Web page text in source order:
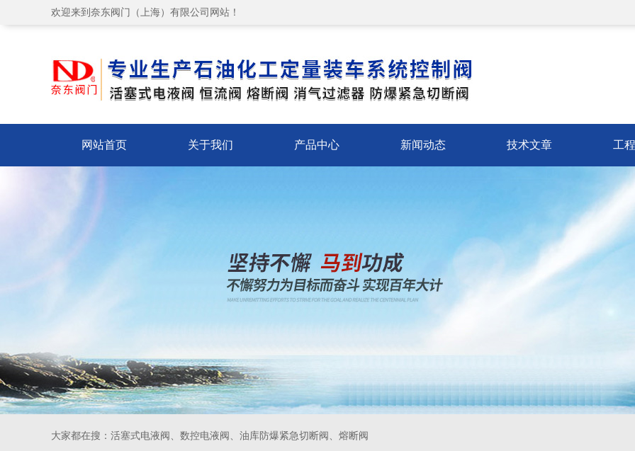
欢迎来到奈东阀门（上海）有限公司网站！
网站首页 关于我们 产品中心 新闻动态 技术文章 工
大家都在搜： 活塞式电液阀、数控电液阀、油库防爆紧急切断阀、熔断阀